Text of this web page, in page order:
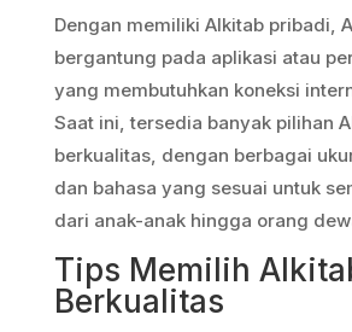
Dengan memiliki Alkitab pribadi,
bergantung pada aplikasi atau
yang membutuhkan koneksi
Saat ini, tersedia banyak pilihan
berkualitas, dengan berbagai
dan bahasa yang sesuai untuk
dari anak-anak hingga orang
Tips Memilih
Berkualitas